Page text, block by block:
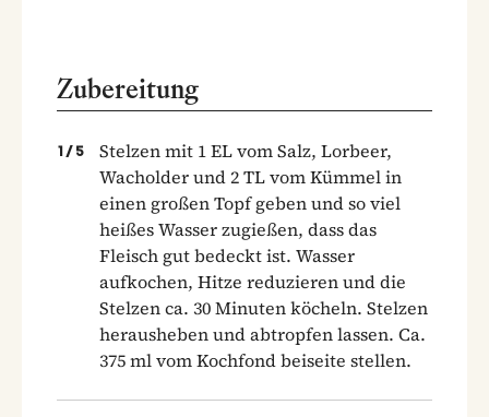
Zubereitung
1 / 5
Stelzen mit 1 EL vom Salz, Lorbeer,
Wacholder und 2 TL vom Kümmel in
einen großen Topf geben und so viel
heißes Wasser zugießen, dass das
Fleisch gut bedeckt ist. Wasser
aufkochen, Hitze reduzieren und die
Stelzen ca. 30 Minuten köcheln. Stelzen
herausheben und abtropfen lassen. Ca.
375 ml vom Kochfond beiseite stellen.